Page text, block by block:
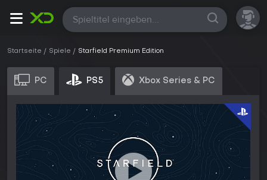
Alle
Startseite Spiele Starfield Premium Edition
PC PS5 Xbox Series & PC